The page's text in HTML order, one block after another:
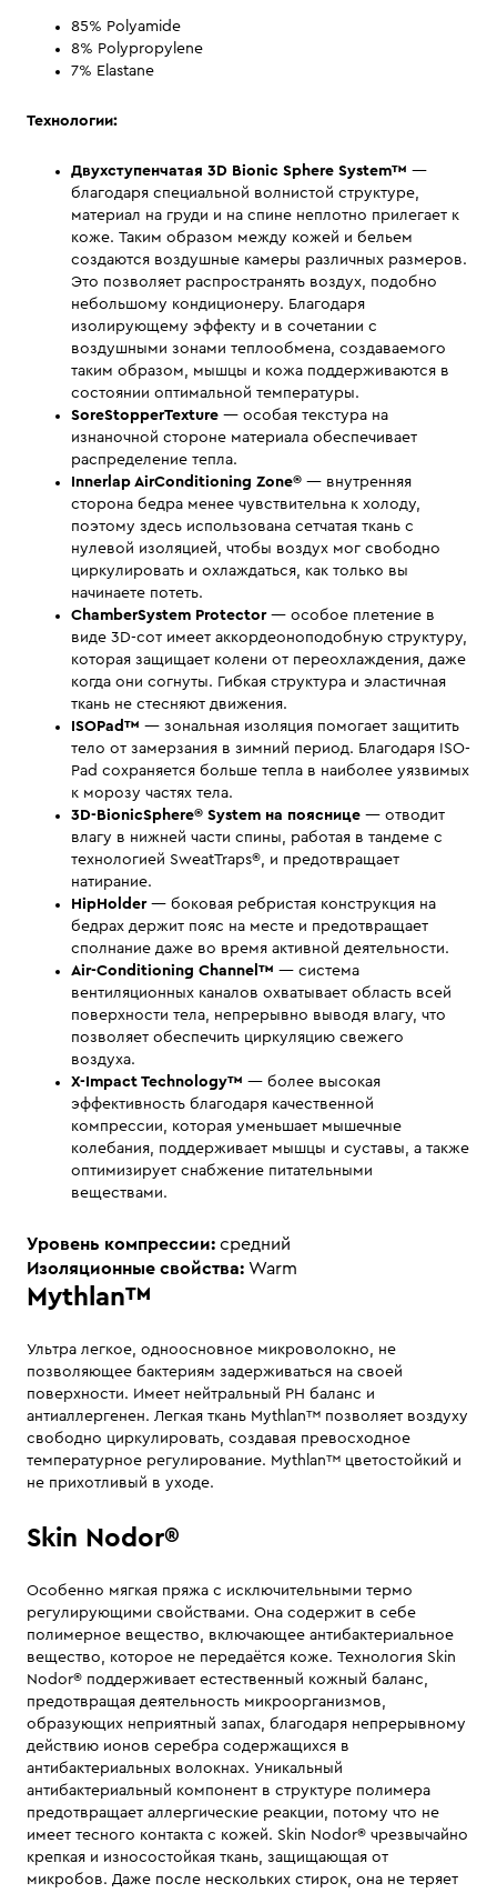
85% Polyamide
8% Polypropylene
7% Elastane
Технологии:
Двухступенчатая 3D Bionic Sphere System™ —
благодаря специальной волнистой структуре,
материал на груди и на спине неплотно прилегает к
коже. Таким образом между кожей и бельем
создаются воздушные камеры различных размеров.
Это позволяет распространять воздух, подобно
небольшому кондиционеру. Благодаря
изолирующему эффекту и в сочетании с
воздушными зонами теплообмена, создаваемого
таким образом, мышцы и кожа поддерживаются в
состоянии оптимальной температуры.
SoreStopperTexture — особая текстура на
изнаночной стороне материала обеспечивает
распределение тепла.
Innerlap AirConditioning Zone® — внутренняя
сторона бедра менее чувствительна к холоду,
поэтому здесь использована сетчатая ткань с
нулевой изоляцией, чтобы воздух мог свободно
циркулировать и охлаждаться, как только вы
начинаете потеть.
ChamberSystem Protector— особое плетение в
виде 3D-сот имеет аккордеоноподобную структуру,
которая защищает колени от переохлаждения, даже
когда они согнуты. Гибкая структура и эластичная
ткань не стесняют движения.
ISOPad™ — зональная изоляция помогает защитить
тело от замерзания в зимний период. Благодаря ISO-
Pad сохраняется больше тепла в наиболее уязвимых
к морозу частях тела.
3D-BionicSphere® System на пояснице — отводит
влагу в нижней части спины, работая в тандеме с
технологией SweatTraps®, и предотвращает
натирание.
HipHolder— боковая ребристая конструкция на
бедрах держит пояс на месте и предотвращает
сполнание даже во время активной деятельности.
Air-Conditioning Channel™ — cистема
вентиляционных каналов охватывает область всей
поверхности тела, непрерывно выводя влагу, что
позволяет обеспечить циркуляцию свежего
воздуха.
X-Impact Technology™ — более высокая
эффективность благодаря качественной
компрессии, которая уменьшает мышечные
колебания, поддерживает мышцы и суставы, а также
оптимизирует снабжение питательными
веществами.
Уровень компрессии: средний
Изоляционные свойства: Warm
Mythlan™
Ультра легкое, одноосновное микроволокно, не
позволяющее бактериям задерживаться на своей
поверхности. Имеет нейтральный PH баланс и
антиаллергенен. Легкая ткань Mythlan™ позволяет воздуху
свободно циркулировать, создавая превосходное
температурное регулирование. Mythlan™ цветостойкий и
не прихотливый в уходе.
Skin Nodor®
Особенно мягкая пряжа с исключительными термо
регулирующими свойствами. Она содержит в себе
полимерное вещество, включающее антибактериальное
вещество, которое не передаётся коже. Технология Skin
Nodor® поддерживает естественный кожный баланс,
предотвращая деятельность микроорганизмов,
образующих неприятный запах, благодаря непрерывному
действию ионов серебра содержащихся в
антибактериальных волокнах. Уникальный
антибактериальный компонент в структуре полимера
предотвращает аллергические реакции, потому что не
имеет тесного контакта с кожей. Skin Nodor® чрезвычайно
крепкая и износостойкая ткань, защищающая от
микробов. Даже после нескольких стирок, она не теряет